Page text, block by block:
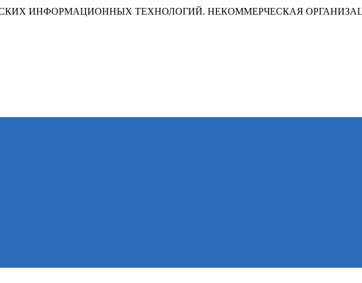
ИНФОРМАЦИОННЫХ ТЕХНОЛОГИЙ. НЕКОММЕРЧЕСКАЯ